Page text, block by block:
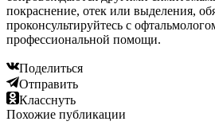
покраснение, отек или выделения,
проконсультируйтесь с
профессиональной помощи.
Поделиться
Отправить
Класснуть
Похожие публикации